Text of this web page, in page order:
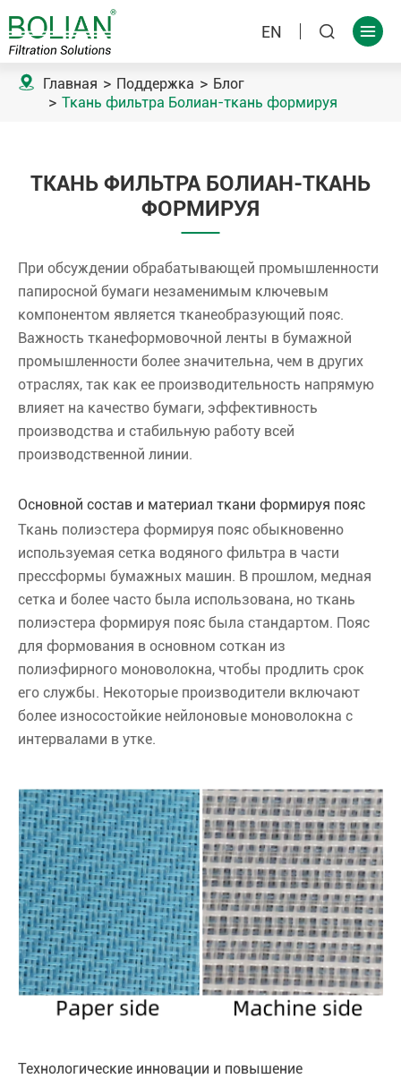
EN  
 Главная Поддержка
Блог
Ткань фильтра Болиан-ткань формируя
ТКАНЬ ФИЛЬТРА БОЛИАН-ТКАНЬ
ФОРМИРУЯ
При обсуждении обрабатывающей промышленности
папиросной бумаги незаменимым ключевым
компонентом является тканеобразующий пояс.
Важность тканеформовочной ленты в бумажной
промышленности более значительна, чем в других
отраслях, так как ее производительность напрямую
влияет на качество бумаги, эффективность
производства и стабильную работу всей
производственной линии.
Основной состав и материал ткани формируя пояс
Ткань полиэстера формируя пояс обыкновенно
используемая сетка водяного фильтра в части
прессформы бумажных машин. В прошлом, медная
сетка и более часто была использована, но ткань
полиэстера формируя пояс была стандартом. Пояс
для формования в основном соткан из
полиэфирного моноволокна, чтобы продлить срок
его службы. Некоторые производители включают
более износостойкие нейлоновые моноволокна с
интервалами в утке.
Технологические инновации и повышение